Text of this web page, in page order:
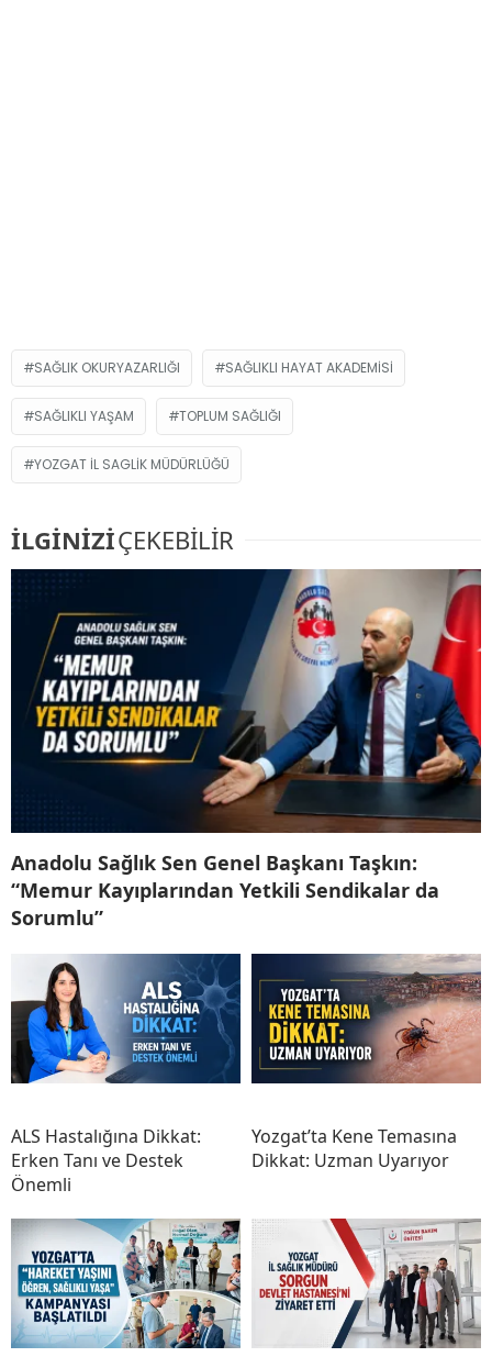
SAĞLIK OKURYAZARLIĞI SAĞLIKLI HAYAT AKADEMISI
SAĞLIKLI YAŞAM TOPLUM SAĞLIĞI
YOZGAT IL SAGLIK MÜDÜRLÜĞÜ
İLGİNİZİÇEKEBİLİR
Anadolu Sağlık Sen Genel Başkanı Taşkın:
“Memur Kayıplarından Yetkili Sendikalar da
Sorumlu”
ALS Hastalığına Dikkat:
Erken Tanı ve Destek
Önemli
Yozgat’ta Kene Temasına
Dikkat: Uzman Uyarıyor